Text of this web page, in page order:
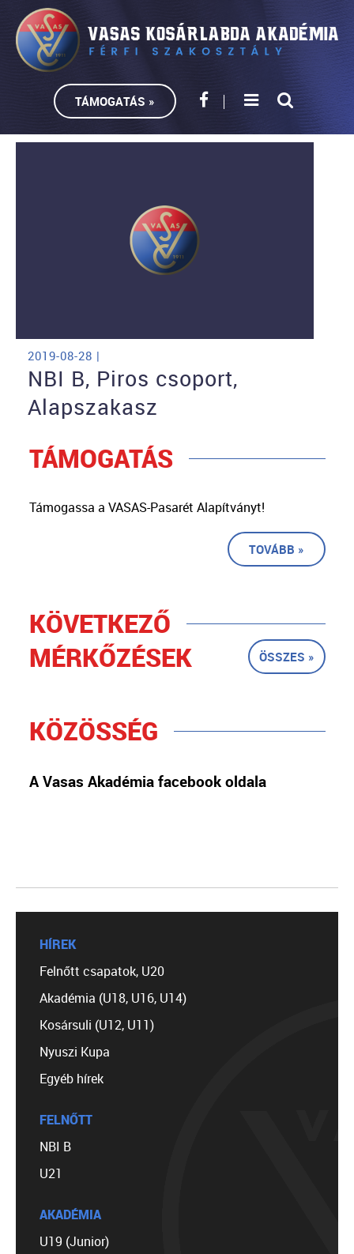
TÁMOGATÁS »
2019-08-28 |
NBI B, Piros csoport,
Alapszakasz
TÁMOGATÁS
Támogassa a VASAS-Pasarét Alapítványt!
TOVÁBB »
KÖVETKEZŐ
MÉRKŐZÉSEK
ÖSSZES »
KÖZÖSSÉG
A Vasas Akadémia facebook oldala
HÍREK
Felnőtt csapatok, U20
Akadémia (U18, U16, U14)
Kosársuli (U12, U11)
Nyuszi Kupa
Egyéb hírek
FELNŐTT
NBI B
U21
AKADÉMIA
U19 (Junior)